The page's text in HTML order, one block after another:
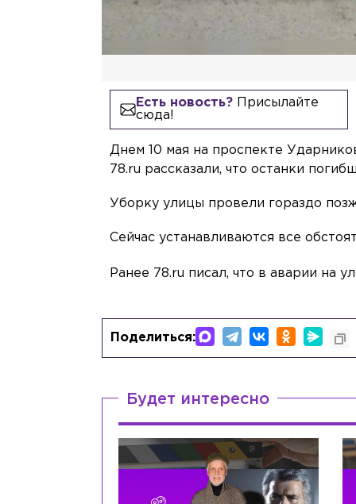
Есть новость?Присылайте
сюда!
Днем 10 мая на проспекте
78.ru рассказали, что останки
Уборку улицы провели гораздо
Сейчас устанавливаются все
Ранее 78.ru писал, что в аварии на
Поделиться:
Будет интересно